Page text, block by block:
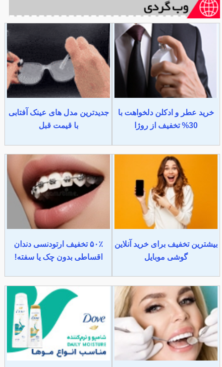
خرید عطر و ادکلن دلخواهت با
30% تخفیف از روژا
جدیدترین مدل های عینک آفتابی
با قیمت قبل
بیشترین تخفیف برای خرید آنلاین
گوشی موبایل
۵۰٪ تخفیف ارتودنسی دندان
اقساطی بدون چک یا سفته!